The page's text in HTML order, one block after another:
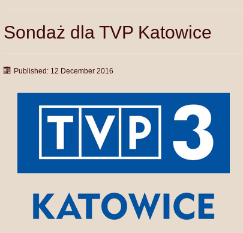
Sondaż dla TVP Katowice
Published: 12 December 2016